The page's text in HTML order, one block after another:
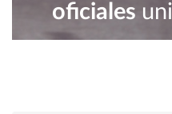
oficiales